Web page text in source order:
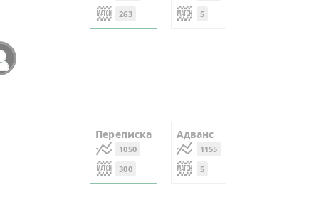
+55
263
5
Переписка
1050
300
Адванс
1155
5